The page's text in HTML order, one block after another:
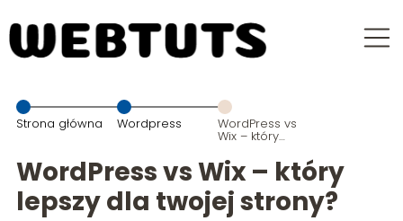
Strona główna Wordpress WordPress vs
Wix – który
twojej strony?
WordPress vs Wix – który
lepszy dla twojej strony?